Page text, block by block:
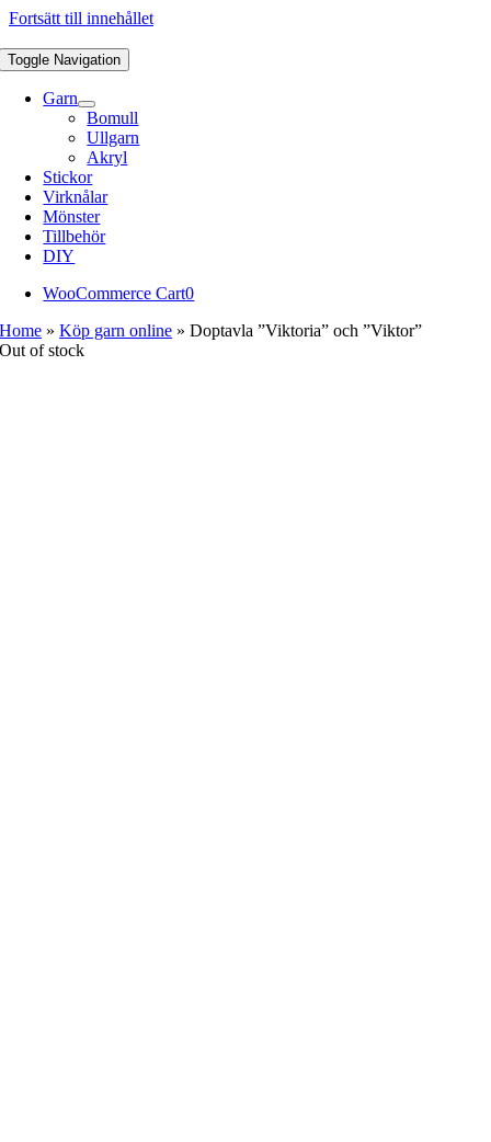
Fortsätt till innehållet
Toggle Navigation
Garn
Bomull
Ullgarn
Akryl
Stickor
Virknålar
Mönster
Tillbehör
DIY
WooCommerce Cart0
Home »Köp garn online »Doptavla ”Viktoria” och ”Viktor”
Out of stock